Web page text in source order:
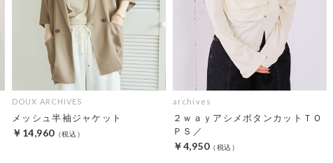
DOUX ARCHIVES
メッシュ半袖ジャケット
￥14,960
archives
２ｗａｙアシメボタンカットＴＯ
ＰＳ／
￥4,950